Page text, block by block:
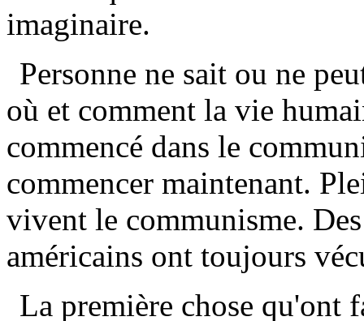
imaginaire.
Personne ne sait ou ne
où et comment la vie
commencé dans le
commencer maintenant.
vivent le communisme.
américains ont toujours
La première chose qu'ont